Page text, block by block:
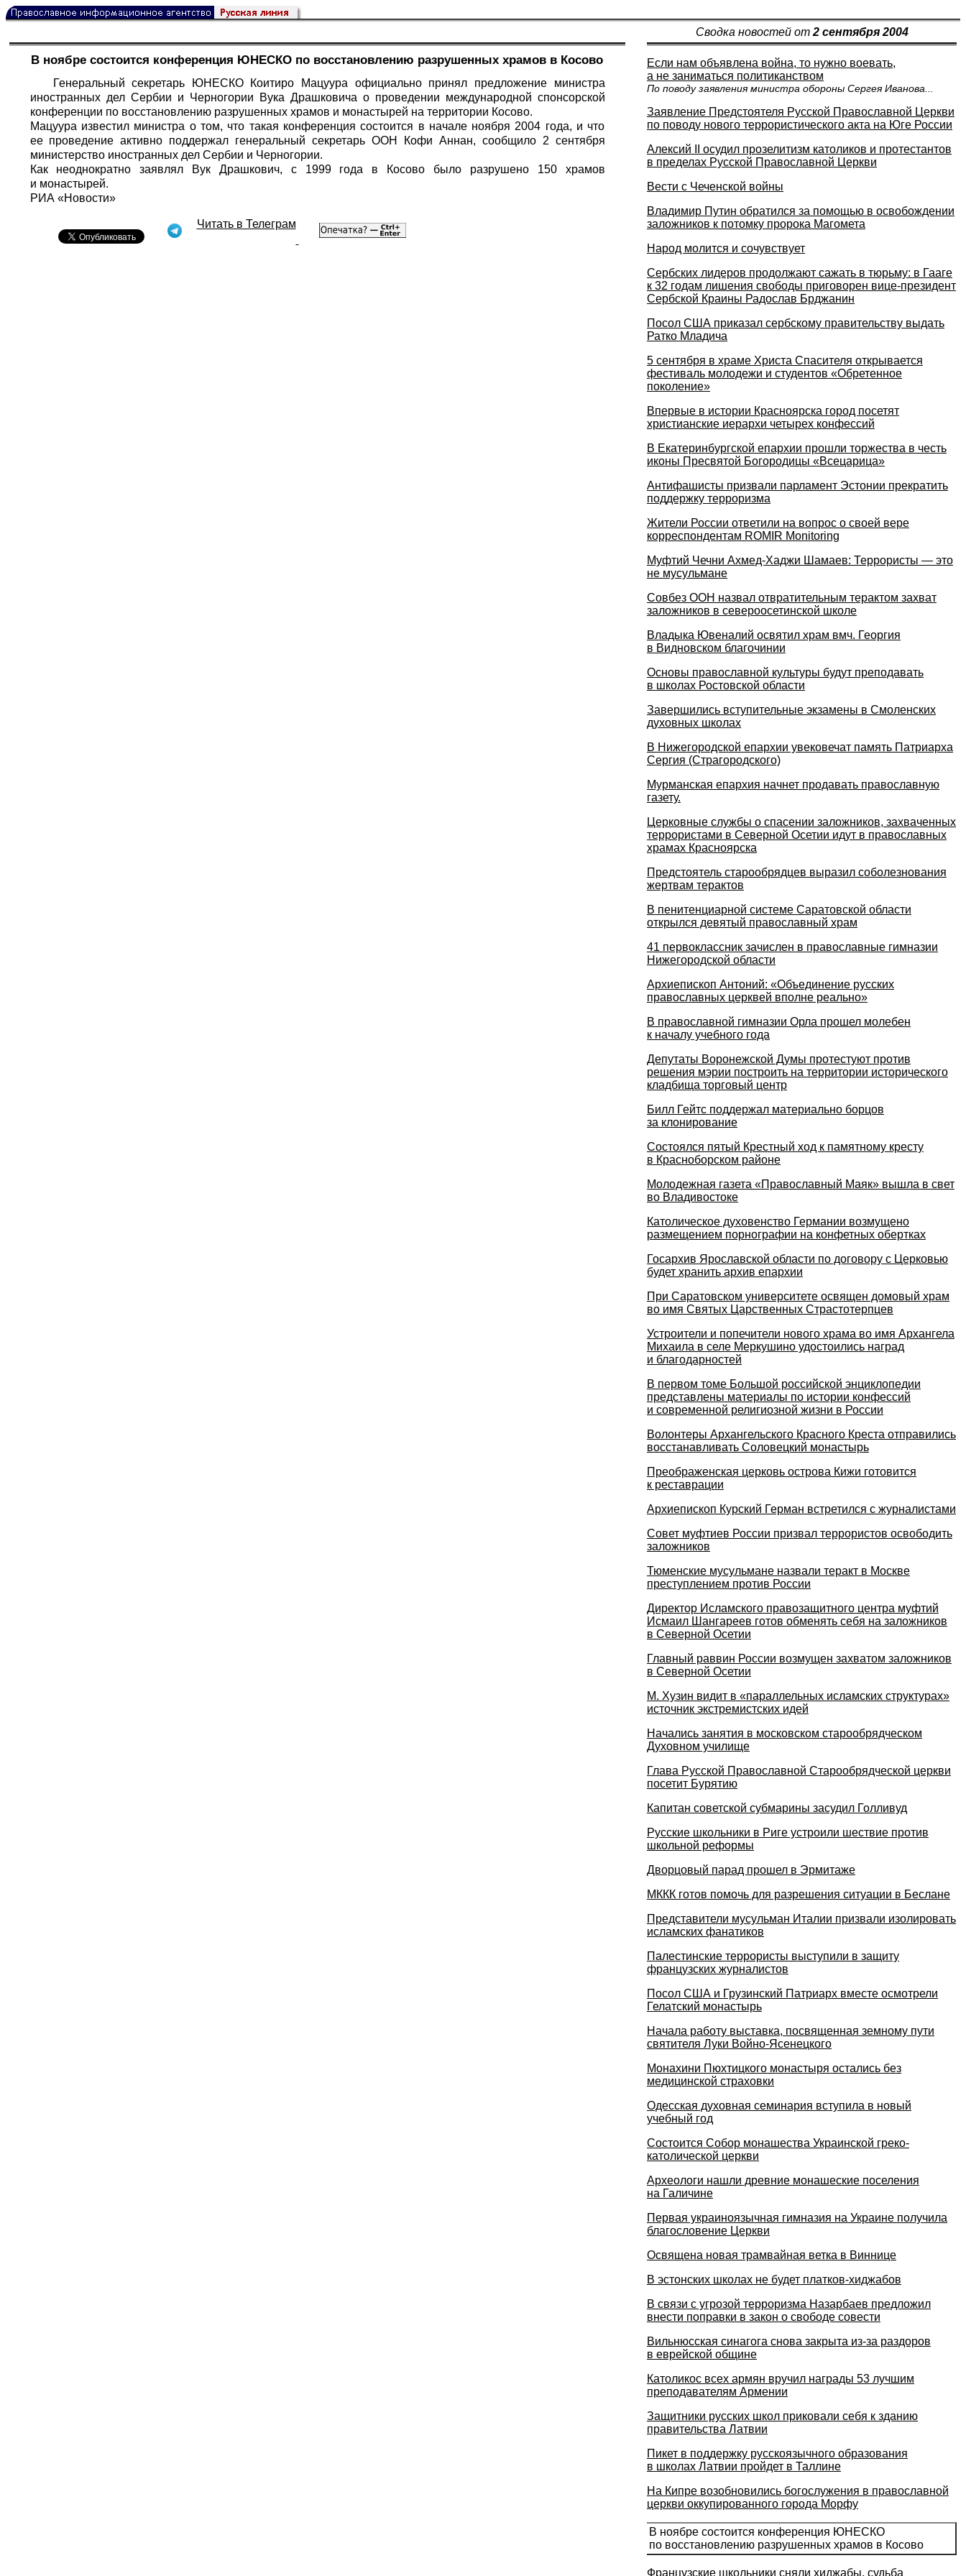
Сводка новостей от 2 сентября 2004
В ноябре состоится конференция ЮНЕСКО по восстановлению разрушенных храмов в Косово
Генеральный секретарь ЮНЕСКО Коитиро Мацуура официально принял предложение министра
иностранных дел Сербии и Черногории Вука Драшковича о проведении международной спонсорской
конференции по восстановлению разрушенных храмов и монастырей на территории Косово.
Мацуура известил министра о том, что такая конференция состоится в начале ноября 2004 года, и что
ее проведение активно поддержал генеральный секретарь ООН Кофи Аннан, сообщило 2 сентября
министерство иностранных дел Сербии и Черногории.
Как неоднократно заявлял Вук Драшкович, с 1999 года в Косово было разрушено 150 храмов
и монастырей.
РИА «Новости»
Читать в Телеграм
Если нам объявлена война, то нужно воевать,
а не заниматься политиканством
По поводу заявления министра обороны Сергея Иванова...
Заявление Предстоятеля Русской Православной Церкви
по поводу нового террористического акта на Юге России
Алексий II осудил прозелитизм католиков и протестантов
в пределах Русской Православной Церкви
Вести с Чеченской войны
Владимир Путин обратился за помощью в освобождении
заложников к потомку пророка Магомета
Народ молится и сочувствует
Сербских лидеров продолжают сажать в тюрьму: в Гааге
к 32 годам лишения свободы приговорен вице-президент
Сербской Краины Радослав Брджанин
Посол США приказал сербскому правительству выдать
Ратко Младича
5 сентября в храме Христа Спасителя открывается
фестиваль молодежи и студентов «Обретенное
поколение»
Впервые в истории Красноярска город посетят
христианские иерархи четырех конфессий
В Екатеринбургской епархии прошли торжества в честь
иконы Пресвятой Богородицы «Всецарица»
Антифашисты призвали парламент Эстонии прекратить
поддержку терроризма
Жители России ответили на вопрос о своей вере
корреспондентам ROMIR Monitoring
Муфтий Чечни Ахмед-Хаджи Шамаев: Террористы — это
не мусульмане
Совбез ООН назвал отвратительным терактом захват
заложников в североосетинской школе
Владыка Ювеналий освятил храм вмч. Георгия
в Видновском благочинии
Основы православной культуры будут преподавать
в школах Ростовской области
Завершились вступительные экзамены в Смоленских
духовных школах
В Нижегородской епархии увековечат память Патриарха
Сергия (Страгородского)
Мурманская епархия начнет продавать православную
газету.
Церковные службы о спасении заложников, захваченных
террористами в Северной Осетии идут в православных
храмах Красноярска
Предстоятель старообрядцев выразил соболезнования
жертвам терактов
В пенитенциарной системе Саратовской области
открылся девятый православный храм
41 первоклассник зачислен в православные гимназии
Нижегородской области
Архиепископ Антоний: «Объединение русских
православных церквей вполне реально»
В православной гимназии Орла прошел молебен
к началу учебного года
Депутаты Воронежской Думы протестуют против
решения мэрии построить на территории исторического
кладбища торговый центр
Билл Гейтс поддержал материально борцов
за клонирование
Состоялся пятый Крестный ход к памятному кресту
в Красноборском районе
Молодежная газета «Православный Маяк» вышла в свет
во Владивостоке
Католическое духовенство Германии возмущено
размещением порнографии на конфетных обертках
Госархив Ярославской области по договору с Церковью
будет хранить архив епархии
При Саратовском университете освящен домовый храм
во имя Святых Царственных Страстотерпцев
Устроители и попечители нового храма во имя Архангела
Михаила в селе Меркушино удостоились наград
и благодарностей
В первом томе Большой российской энциклопедии
представлены материалы по истории конфессий
и современной религиозной жизни в России
Волонтеры Архангельского Красного Креста отправились
восстанавливать Соловецкий монастырь
Преображенская церковь острова Кижи готовится
к реставрации
Архиепископ Курский Герман встретился с журналистами
Совет муфтиев России призвал террористов освободить
заложников
Тюменские мусульмане назвали теракт в Москве
преступлением против России
Директор Исламского правозащитного центра муфтий
Исмаил Шангареев готов обменять себя на заложников
в Северной Осетии
Главный раввин России возмущен захватом заложников
в Северной Осетии
М. Хузин видит в «параллельных исламских структурах»
источник экстремистских идей
Начались занятия в московском старообрядческом
Духовном училище
Глава Русской Православной Старообрядческой церкви
посетит Бурятию
Капитан советской субмарины засудил Голливуд
Русские школьники в Риге устроили шествие против
школьной реформы
Дворцовый парад прошел в Эрмитаже
МККК готов помочь для разрешения ситуации в Беслане
Представители мусульман Италии призвали изолировать
исламских фанатиков
Палестинские террористы выступили в защиту
французских журналистов
Посол США и Грузинский Патриарх вместе осмотрели
Гелатский монастырь
Начала работу выставка, посвященная земному пути
святителя Луки Войно-Ясенецкого
Монахини Пюхтицкого монастыря остались без
медицинской страховки
Одесская духовная семинария вступила в новый
учебный год
Состоится Собор монашества Украинской греко-
католической церкви
Археологи нашли древние монашеские поселения
на Галичине
Первая украиноязычная гимназия на Украине получила
благословение Церкви
Освящена новая трамвайная ветка в Виннице
В эстонских школах не будет платков-хиджабов
В связи с угрозой терроризма Назарбаев предложил
внести поправки в закон о свободе совести
Вильнюсская синагога снова закрыта из-за раздоров
в еврейской общине
Католикос всех армян вручил награды 53 лучшим
преподавателям Армении
Защитники русских школ приковали себя к зданию
правительства Латвии
Пикет в поддержку русскоязычного образования
в школах Латвии пройдет в Таллине
На Кипре возобновились богослужения в православной
церкви оккупированного города Морфу
В ноябре состоится конференция ЮНЕСКО
по восстановлению разрушенных храмов в Косово
Французские школьники сняли хиджабы, судьба